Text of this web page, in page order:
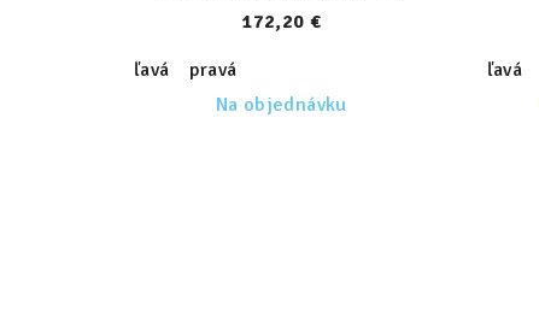
172,20 €
ľavá
pravá
Na objednávku
ľavá